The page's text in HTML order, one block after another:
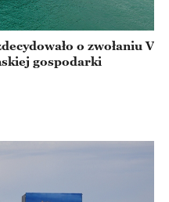
o zwołaniu V
gospodarki